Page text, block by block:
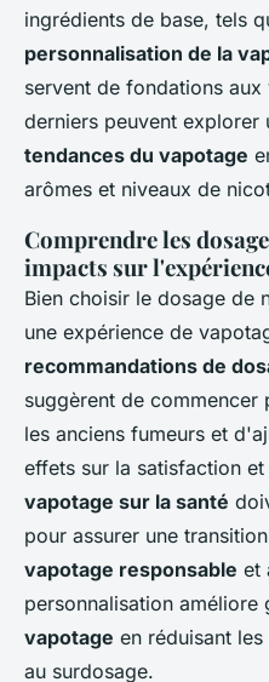
ingrédients de base, tels
personnalisation de la
servent de fondations
derniers peuvent explorer
tendances du vapotage
arômes et niveaux de
Comprendre les
impacts sur
Bien choisir le dosage de
une expérience de
recommandations de
suggèrent de commencer
les anciens fumeurs et
effets sur la satisfaction et
vapotage sur la santé
pour assurer une
vapotage responsable et
personnalisation améliore
vapotage en réduisant
au surdosage.